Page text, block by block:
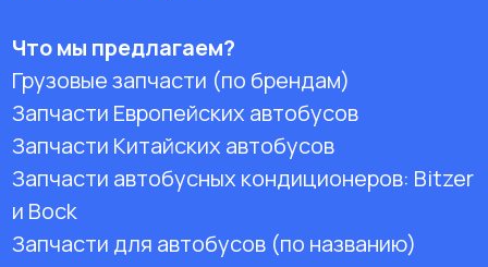
Что мы предлагаем?
Грузовые запчасти (по брендам)
Запчасти Европейских автобусов
Запчасти Китайских автобусов
Запчасти автобусных кондиционеров: Bitzer
и Bock
Запчасти для автобусов (по названию)